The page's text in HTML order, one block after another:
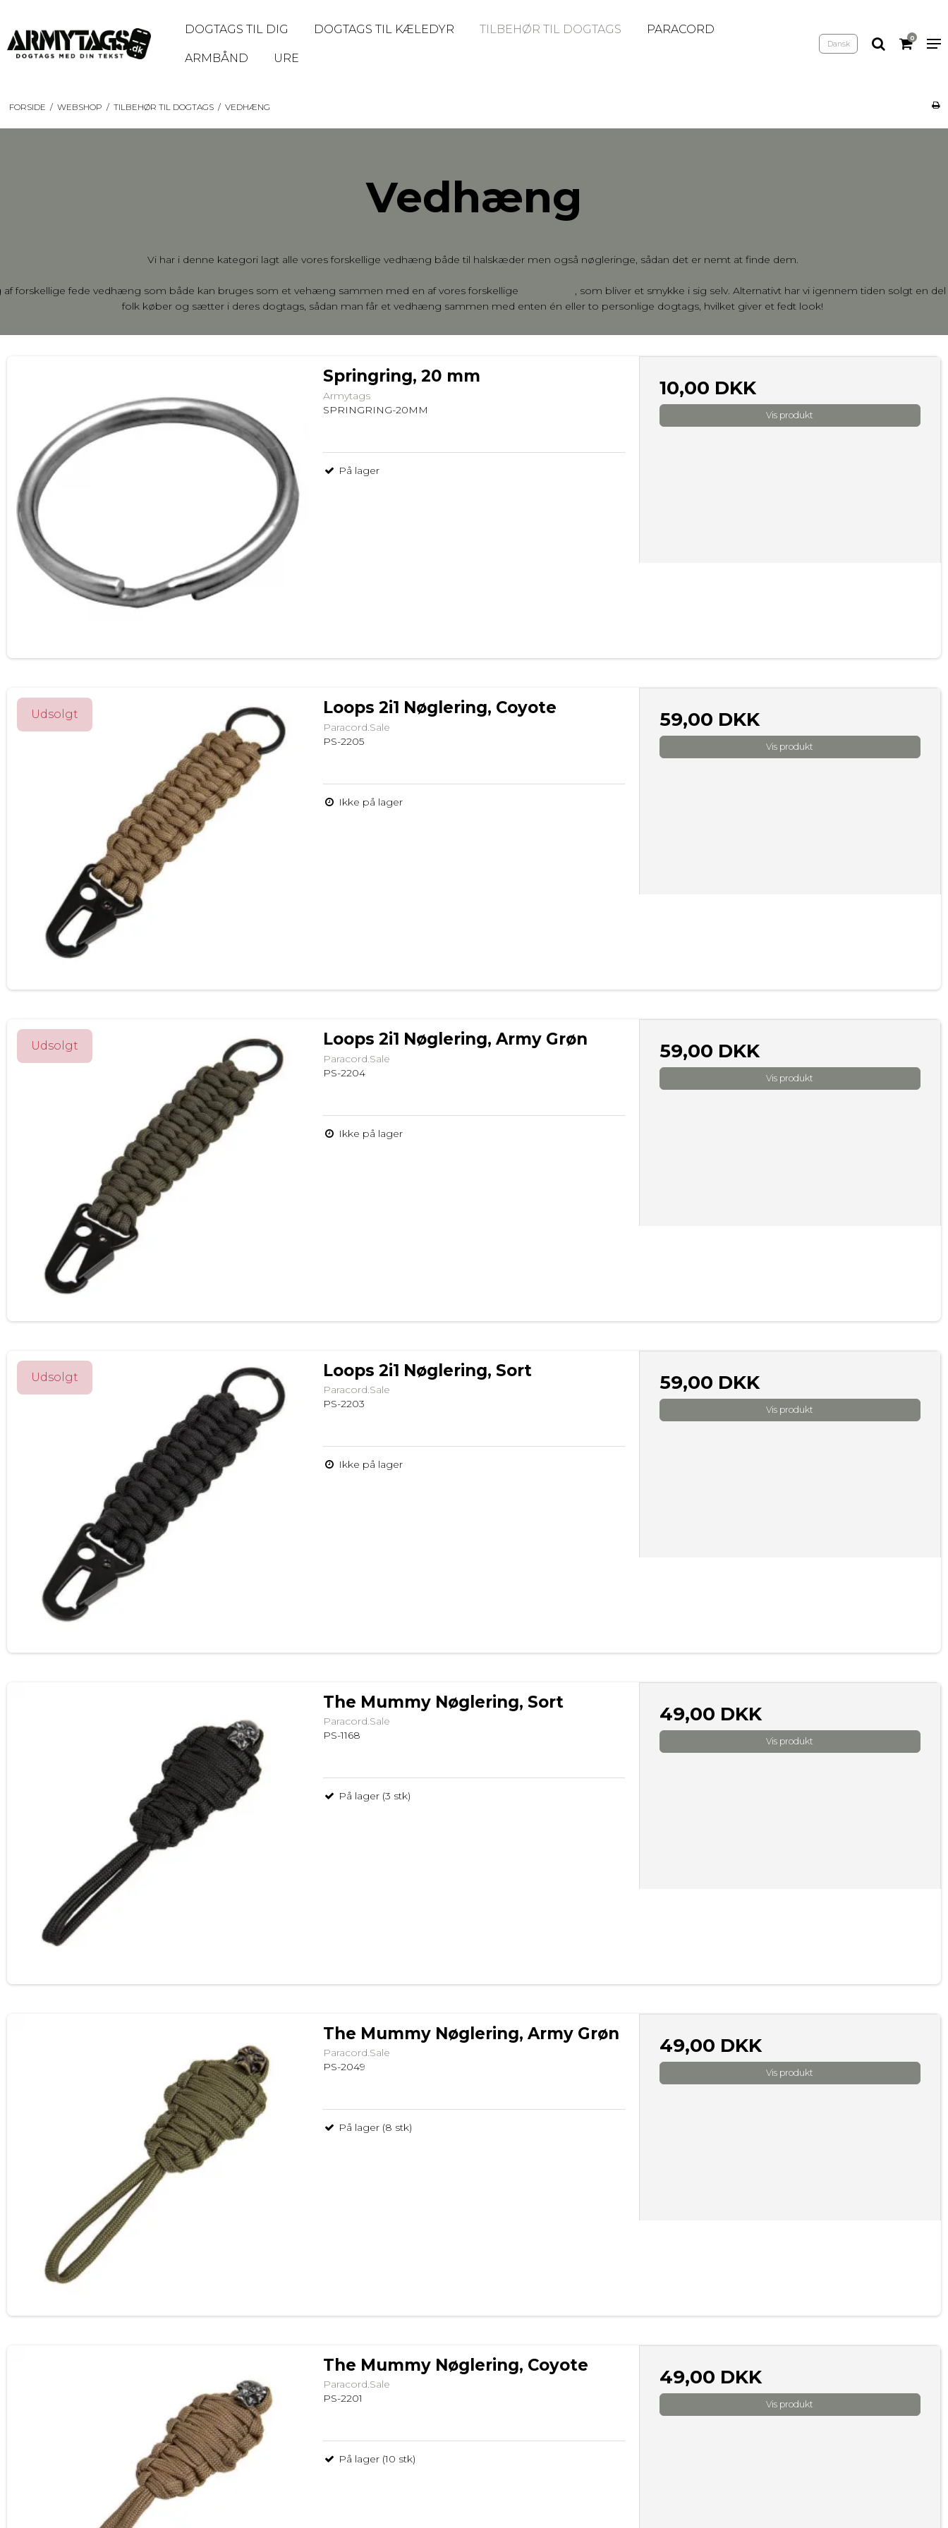
DOGTAGS TIL DIG DOGTAGS TIL KÆLEDYR TILBEHØR TIL DOGTAGS PARACORD
ARMBÅND URE
Dansk
0
FORSIDE / WEBSHOP / TILBEHØR TIL DOGTAGS / VEDHÆNG
Vedhæng
Vi har i denne kategori lagt alle vores forskellige vedhæng både til halskæder men også nøgleringe, sådan det er nemt at finde dem.
af forskellige fede vedhæng som både kan bruges som et vehæng sammen med en af vores forskellige
, som bliver et smykke i sig selv. Alternativt har vi igennem tiden solgt en
folk køber og sætter i deres dogtags, sådan man får et vedhæng sammen med enten én eller to personlige dogtags, hvilket giver et fedt look!
Springring, 20 mm
Armytags
SPRINGRING-20MM
På lager
10,00 DKK
Vis produkt
Udsolgt Loops 2i1 Nøglering, Coyote
Paracord.Sale
PS-2205
Ikke på lager
59,00 DKK
Vis produkt
Udsolgt Loops 2i1 Nøglering, Army Grøn
Paracord.Sale
PS-2204
Ikke på lager
59,00 DKK
Vis produkt
Udsolgt Loops 2i1 Nøglering, Sort
Paracord.Sale
PS-2203
Ikke på lager
59,00 DKK
Vis produkt
The Mummy Nøglering, Sort
Paracord.Sale
PS-1168
På lager (3 stk)
49,00 DKK
Vis produkt
The Mummy Nøglering, Army Grøn
Paracord.Sale
PS-2049
På lager (8 stk)
49,00 DKK
Vis produkt
The Mummy Nøglering, Coyote
Paracord.Sale
PS-2201
På lager (10 stk)
49,00 DKK
Vis produkt